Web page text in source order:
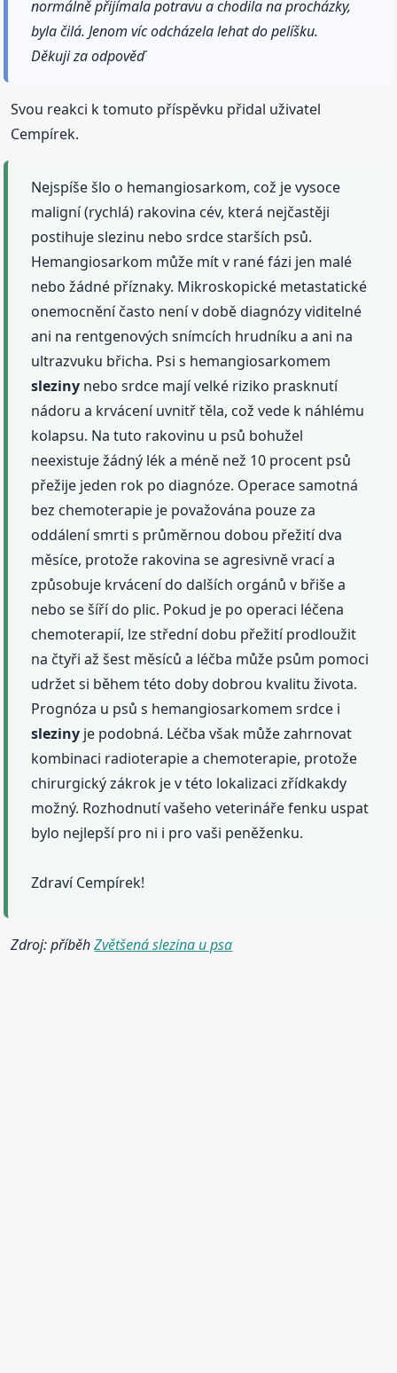
normálně přijímala potravu a chodila na procházky,
byla čilá. Jenom víc odcházela lehat do pelíšku.
Děkuji za odpověď
Svou reakci k tomuto příspěvku přidal uživatel
Cempírek.
Nejspíše šlo o hemangiosarkom, což je vysoce
maligní (rychlá) rakovina cév, která nejčastěji
postihuje slezinu nebo srdce starších psů.
Hemangiosarkom může mít v rané fázi jen malé
nebo žádné příznaky. Mikroskopické metastatické
onemocnění často není v době diagnózy viditelné
ani na rentgenových snímcích hrudníku a ani na
ultrazvuku břicha. Psi s hemangiosarkomem
sleziny nebo srdce mají velké riziko prasknutí
nádoru a krvácení uvnitř těla, což vede k náhlému
kolapsu. Na tuto rakovinu u psů bohužel
neexistuje žádný lék a méně než 10 procent psů
přežije jeden rok po diagnóze. Operace samotná
bez chemoterapie je považována pouze za
oddálení smrti s průměrnou dobou přežití dva
měsíce, protože rakovina se agresivně vrací a
způsobuje krvácení do dalších orgánů v břiše a
nebo se šíří do plic. Pokud je po operaci léčena
chemoterapií, lze střední dobu přežití prodloužit
na čtyři až šest měsíců a léčba může psům pomoci
udržet si během této doby dobrou kvalitu života.
Prognóza u psů s hemangiosarkomem srdce i
sleziny je podobná. Léčba však může zahrnovat
kombinaci radioterapie a chemoterapie, protože
chirurgický zákrok je v této lokalizaci zřídkakdy
možný. Rozhodnutí vašeho veterináře fenku uspat
bylo nejlepší pro ni i pro vaši peněženku.
Zdraví Cempírek!
Zdroj: příběhZvětšená slezina u psa